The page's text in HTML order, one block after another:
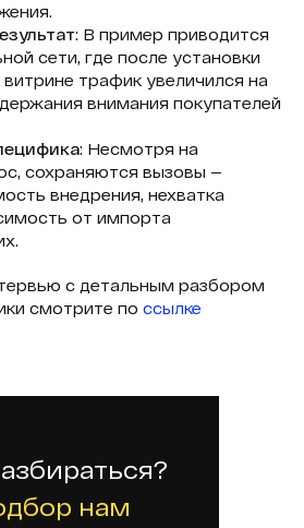
: В пример приводится
сети, где после установки
витрине трафик увеличился на
внимания покупателей
: Несмотря на
сохраняются вызовы —
внедрения, нехватка
от импорта
с детальным разбором
смотрите по ссылке
нам